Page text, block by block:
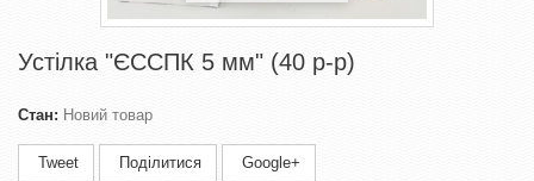
Устілка "ЄССПК 5 мм" (40 р-р)
Стан: Новий товар
Tweet Поділитися Google+